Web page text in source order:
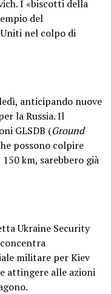
I «biscotti della
del
nel colpo di
anticipando nuove
la Russia. Il
GLSDB (Ground
possono colpire
km, sarebbero già
Ukraine Security
militare per Kiev
attingere alle azioni